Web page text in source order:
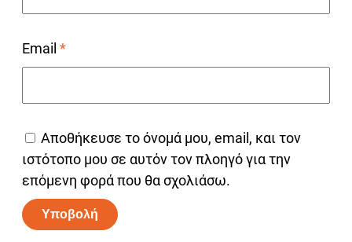
Email *
Αποθήκευσε το όνομά μου, email, και τον
ιστότοπο μου σε αυτόν τον πλοηγό για την
επόμενη φορά που θα σχολιάσω.